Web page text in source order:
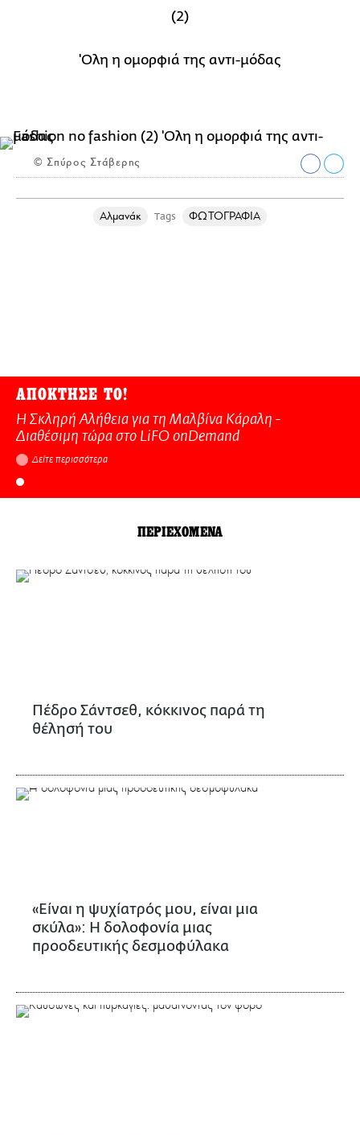
(2)
'Ολη η ομορφιά της αντι-μόδας
© Σπύρος Στάβερης
Αλμανάκ Tags ΦΩΤΟΓΡΑΦΙΑ
ΑΠΟΚΤΗΣΕ ΤΟ!
Η Σκληρή Αλήθεια για τη Μαλβίνα Κάραλη -
Διαθέσιμη τώρα στo LiFO onDemand
Δείτε περισσότερα
ΠΕΡΙΕΧΟΜΕΝΑ
Πέδρο Σάντσεθ, κόκκινος παρά τη
θέλησή του
«Είναι η ψυχίατρός μου, είναι μια
σκύλα»: Η δολοφονία μιας
προοδευτικής δεσμοφύλακα